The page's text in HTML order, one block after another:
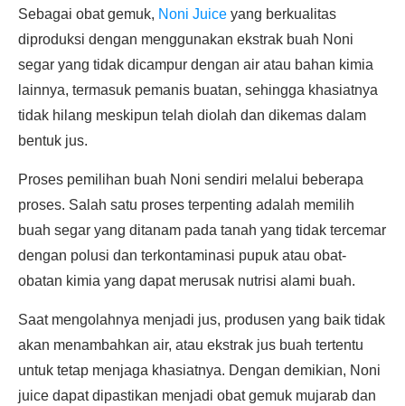
Sebagai obat gemuk, Noni Juice yang berkualitas
diproduksi dengan menggunakan ekstrak buah Noni
segar yang tidak dicampur dengan air atau bahan kimia
lainnya, termasuk pemanis buatan, sehingga khasiatnya
tidak hilang meskipun telah diolah dan dikemas dalam
bentuk jus.
Proses pemilihan buah Noni sendiri melalui beberapa
proses. Salah satu proses terpenting adalah memilih
buah segar yang ditanam pada tanah yang tidak tercemar
dengan polusi dan terkontaminasi pupuk atau obat-
obatan kimia yang dapat merusak nutrisi alami buah.
Saat mengolahnya menjadi jus, produsen yang baik tidak
akan menambahkan air, atau ekstrak jus buah tertentu
untuk tetap menjaga khasiatnya. Dengan demikian, Noni
juice dapat dipastikan menjadi obat gemuk mujarab dan